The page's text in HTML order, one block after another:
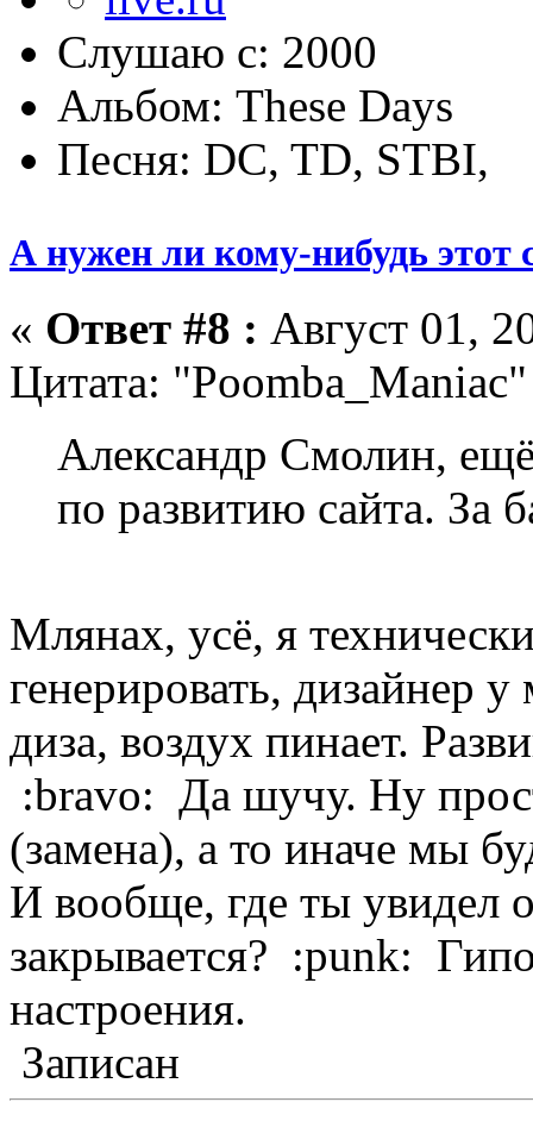
Слушаю с: 2000
Альбом: These Days
Песня: DC, TD, STBI,
А нужен ли кому-нибудь этот
« Ответ #8 : Август 01,
Цитата: "Poomba_Maniac"
Александр Смолин,
по развитию сайта. За
Млянах, усё, я
генерировать, дизайнер
диза, воздух пинает.
:bravo: Да шучу. Ну
(замена), а то иначе мы
И вообще, где ты увидел
закрывается? :punk:
настроения.
Записан